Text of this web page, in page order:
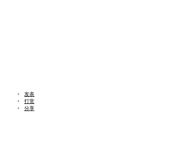
发表
打赏
分享